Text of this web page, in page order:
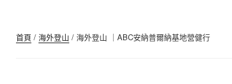
首頁 / 海外登山 / 海外登山 ｜ABC安納普爾納基地營健行